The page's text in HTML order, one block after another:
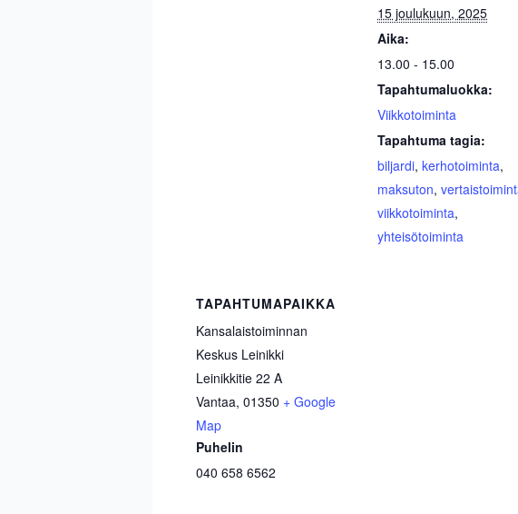
15 joulukuun, 2025
Aika:
13.00 - 15.00
Tapahtumaluokka:
Viikkotoiminta
Tapahtuma tagia:
biljardi, kerhotoiminta,
maksuton,
viikkotoiminta,
yhteisötoiminta
TAPAHTUMAPAIKKA
Kansalaistoiminnan
Keskus Leinikki
Leinikkitie 22 A
Vantaa, 01350 + Google
Map
Puhelin
040 658 6562